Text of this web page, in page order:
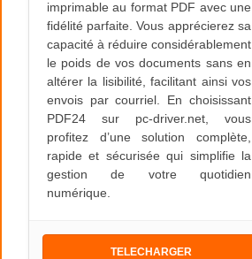
imprimable au format PDF avec une
fidélité parfaite. Vous apprécierez sa
capacité à réduire considérablement
le poids de vos documents sans en
altérer la lisibilité, facilitant ainsi vos
envois par courriel. En choisissant
PDF24 sur pc-driver.net, vous
profitez d’une solution complète,
rapide et sécurisée qui simplifie la
gestion de votre quotidien
numérique.
TELECHARGER